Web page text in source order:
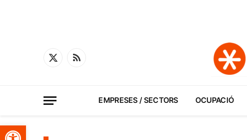
Obre la barra d'eines
X
RSS
EMPRESES / SECTORS OCUPACIÓ